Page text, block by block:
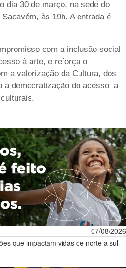
dia 30 de março, na sede do
às 19h. A entrada é
com a inclusão social
à arte, e reforça o
a valorização da Cultura, dos
a democratização do acesso a
07/08/2026
que impactam vidas de norte a sul